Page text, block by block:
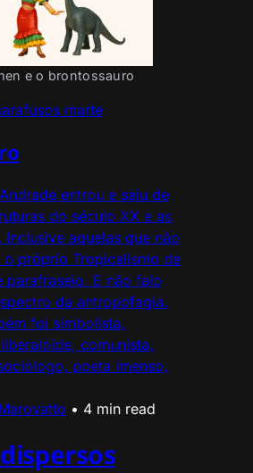
e o brontossauro
marte
entrou e saiu de
do século XX e as
aquelas que não
próprio Tropicalismo de
parafraseio. E não falo
da antropofagia.
foi simbolista,
comunista,
poeta imenso,
• 4 min read